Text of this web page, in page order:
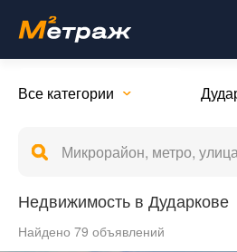
Все категории
Недвижимость в Дударкове
Найдено 79 объявлений